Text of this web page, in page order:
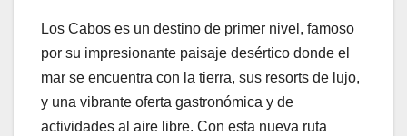
Los Cabos es un destino de primer nivel, famoso
por su impresionante paisaje desértico donde el
mar se encuentra con la tierra, sus resorts de lujo,
y una vibrante oferta gastronómica y de
actividades al aire libre. Con esta nueva ruta